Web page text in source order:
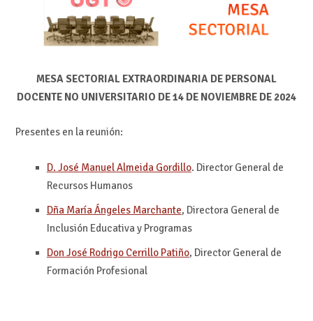
MESA SECTORIAL EXTRAORDINARIA DE PERSONAL
DOCENTE NO UNIVERSITARIO DE 14 DE NOVIEMBRE DE 2024
Presentes en la reunión:
D. José Manuel Almeida Gordillo. Director General de
Recursos Humanos
Dña María Ángeles Marchante, Directora General de
Inclusión Educativa y Programas
Don José Rodrigo Cerrillo Patiño, Director General de
Formación Profesional